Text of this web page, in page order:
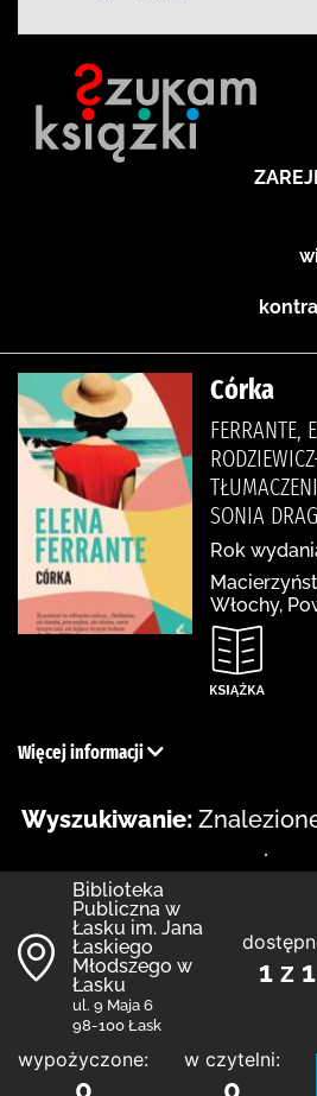
Córka
FERRANTE,
SONIA
Rok
Włochy,
Więcej informacji
Wyszukiwanie:
.
Biblioteka
Publiczna w
Łasku im. Jana
Łaskiego
Młodszego w
Łasku
ul. 9 Maja 6
98-100 Łask
1 z 1
wypożyczone:
0
w czytelni:
0